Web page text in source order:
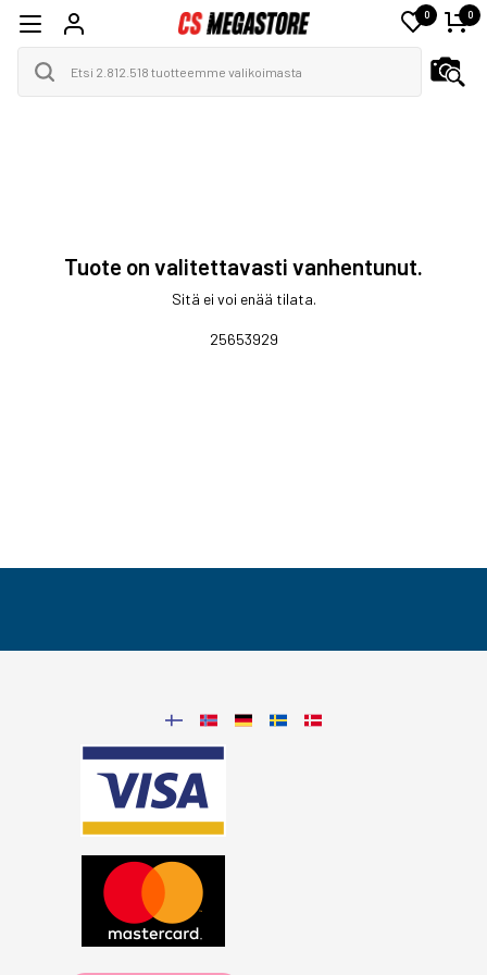
0 0
Tuote on valitettavasti vanhentunut.
Sitä ei voi enää tilata.
25653929